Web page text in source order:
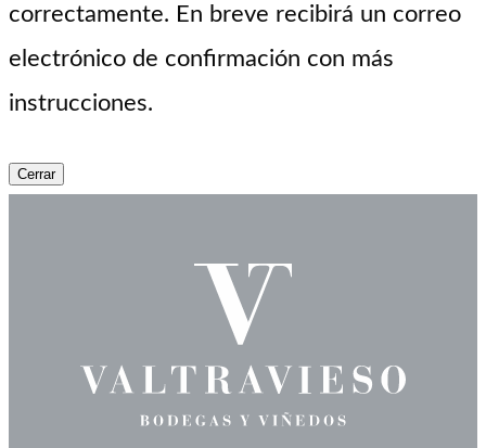
correctamente. En breve recibirá un correo
electrónico de confirmación con más
instrucciones.
Cerrar